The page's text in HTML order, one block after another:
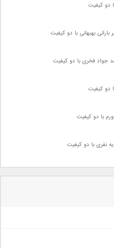
دو کیفیت
بارانی بهبهانی با دو کیفیت
جواد فخری با دو کیفیت
دو کیفیت
با دو کیفیت
نفری با دو کیفیت